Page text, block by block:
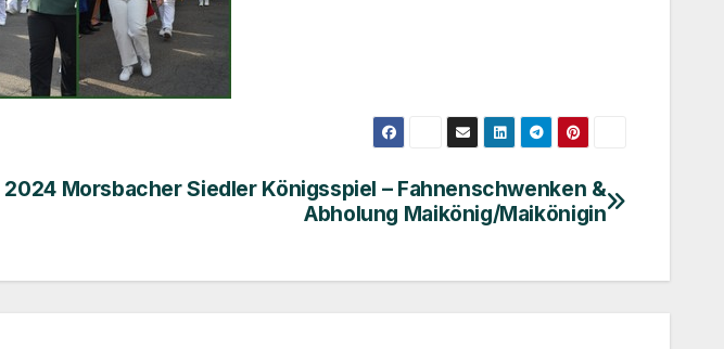
2024 Morsbacher Siedler Königsspiel – Fahnenschwenken &
Abholung Maikönig/Maikönigin